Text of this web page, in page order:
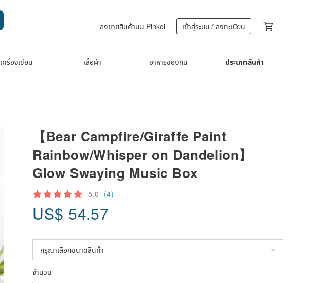
ลงขายสินค้าบน Pinkoi เข้าสู่ระบบ / ลงทะเบียน
เครื่องเขียน เสื้อผ้า อาหารของกิน ประเภทสินค้า
【Bear Campfire/Giraffe Paint
Rainbow/Whisper on Dandelion】
Glow Swaying Music Box
5.0 (4)
US$ 54.57
จำนวน